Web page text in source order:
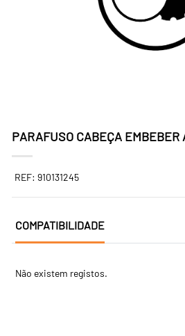
PARAFUSO CABEÇA EMBEBER
REF: 910131245
COMPATIBILIDADE
Não existem registos.